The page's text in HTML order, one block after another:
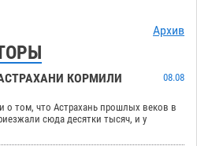
Архив
КОРМИЛИ
08.08
том, что Астрахань прошлых веков в
сюда десятки тысяч, и у